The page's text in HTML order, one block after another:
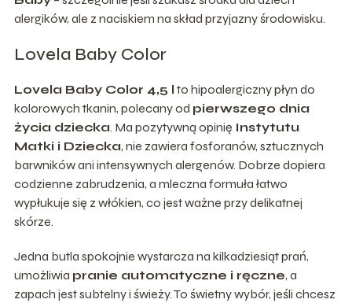
alergików, ale z naciskiem na skład przyjazny środowisku.
Lovela Baby Color
Lovela Baby Color 4,5 l to hipoalergiczny płyn do
kolorowych tkanin, polecany od pierwszego dnia
życia dziecka. Ma pozytywną opinię Instytutu
Matki i Dziecka, nie zawiera fosforanów, sztucznych
barwników ani intensywnych alergenów. Dobrze dopiera
codzienne zabrudzenia, a mleczna formuła łatwo
wypłukuje się z włókien, co jest ważne przy delikatnej
skórze.
Jedna butla spokojnie wystarcza na kilkadziesiąt prań,
umożliwia pranie automatyczne i ręczne, a
zapach jest subtelny i świeży. To świetny wybór, jeśli chcesz